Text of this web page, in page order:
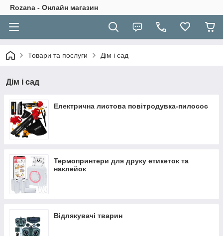
Rozana - Онлайн магазин
Товари та послуги Дім і сад
Дім і сад
Електрична листова повітродувка-пилосос
Термопринтери для друку етикеток та
наклейок
Відлякувачі тварин